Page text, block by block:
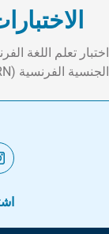
اختبار تعلم اللغة
الجنسية الفرنسية (TCF IRN)